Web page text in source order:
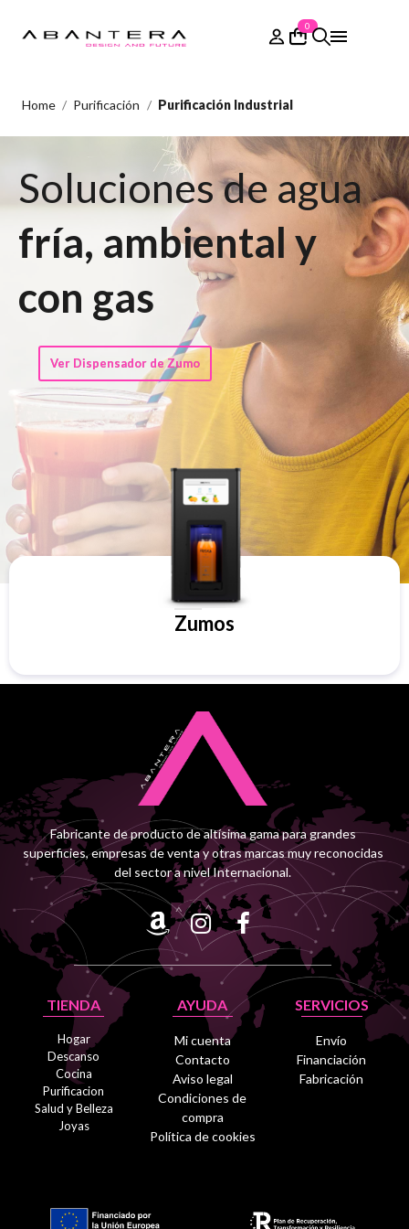
0
Home Purificación Purificación Industrial
Soluciones de agua
fría, ambiental y
con gas
Ver Dispensador de Zumo
Zumos
Fabricante de producto de altísima gama para grandes
superficies, empresas de venta y otras marcas muy reconocidas
del sector a nivel Internacional.
TIENDA
Hogar
Descanso
Cocina
Purificacion
Salud y Belleza
Joyas
AYUDA
Mi cuenta
Contacto
Aviso legal
Condiciones de
compra
Política de cookies
SERVICIOS
Envío
Financiación
Fabricación